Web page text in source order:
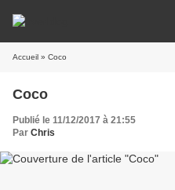
Accueil » Coco
Coco
Publié le 11/12/2017 à 21:55
Par Chris